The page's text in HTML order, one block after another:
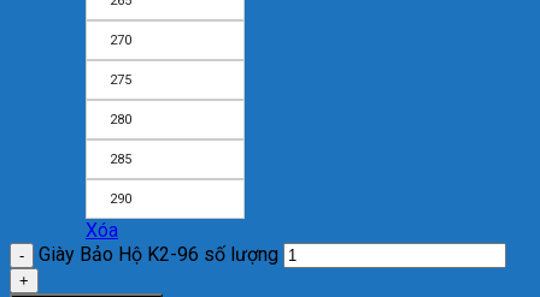
270
275
280
285
290
Xóa
Giày Bảo Hộ K2-96 số lượng